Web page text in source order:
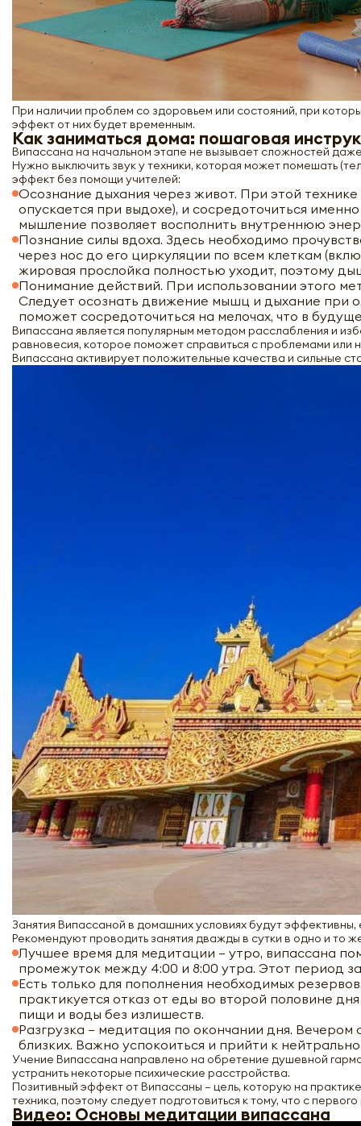
При наличии проблем со здоровьем или состояний, при
эффект от них будет временным.
Как заниматься дома: пошаговая
Випассана на начальном этапе не вызывает сложностей
Нужно выключить звук у техники, которая может помешать
эффект без помощи учителей:
Осознание дыхания через живот. При этой
опускается при выдохе), и сосредоточиться
мышление позволяет восполнить внутреннюю
Познание силы вдоха. Здесь необходимо
через нос до его циркуляции по всем клеткам
жировая прослойка полностью уходит, поэтому
Понимание действий. При использовании этого
Следует осознать движение мышц и дыхание при
поможет сосредоточиться на мелочах, что в
Випассана является популярным методом расслабления и
равновесия, которое поможет справиться с проблемами или
Випассана активирует положительные качества и сильные
Занятия Випассаной в домашних условиях будут
Рекомендуют проводить занятия дважды в сутки в одно и то
Лучшее время для медитации – утро, випассана
промежуток между 4:00 и 8:00 утра. Этот период
Есть только для пополнения необходимых
практикуется отказ от еды во второй половине
пищи и воды без излишеств.
Разгрузка – медитация по окончании дня.
близких. Важно успокоиться и прийти к
Учение Випассана направлено на обретение душевной
устранить некоторые психические расстройства.
Позитивный эффект от Випассаны – цель, которую на
техника, поэтому следует подготовиться к тому, что с
Видео: Основы медитации випассана